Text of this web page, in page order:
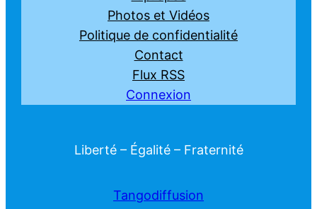
Photos et Vidéos
Politique de confidentialité
Contact
Flux RSS
Connexion
Liberté – Égalité – Fraternité
Tangodiffusion